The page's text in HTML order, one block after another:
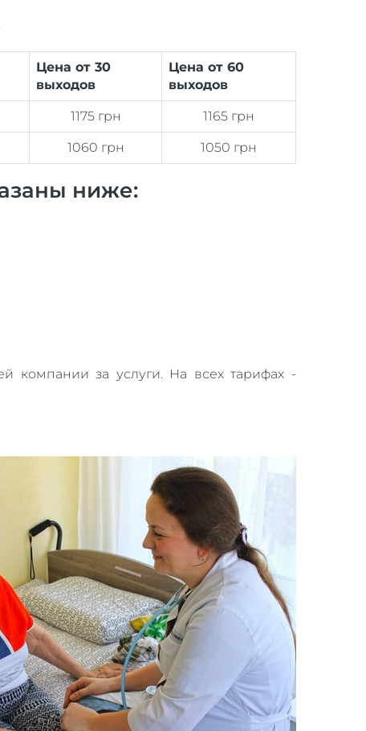
Цена от 30
выходов
Цена от 60
выходов
1175 грн 1165 грн
1060 грн 1050 грн
ниже:
компании за услуги. На всех тарифах -